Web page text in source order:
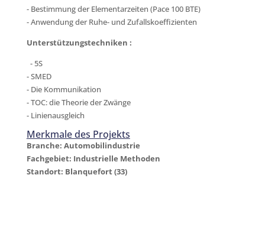
- Bestimmung der Elementarzeiten (Pace 100 BTE)
- Anwendung der Ruhe- und Zufallskoeffizienten
Unterstützungstechniken :
- 5S
- SMED
- Die Kommunikation
- TOC: die Theorie der Zwänge
- Linienausgleich
Merkmale des Projekts
Branche: Automobilindustrie
Fachgebiet: Industrielle Methoden
Standort: Blanquefort (33)